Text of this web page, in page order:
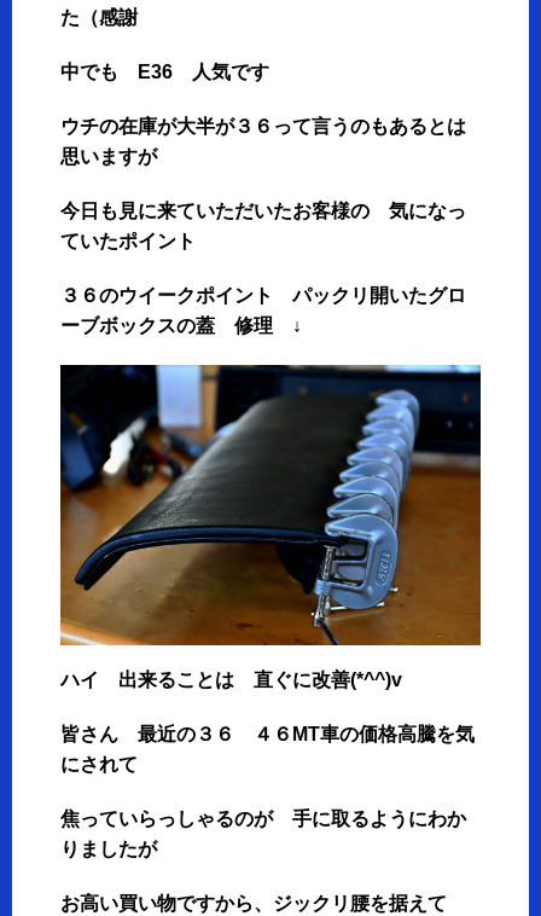
た（感謝
中でも E36 人気です
ウチの在庫が大半が３６って言うのもあるとは
思いますが
今日も見に来ていただいたお客様の 気になっ
ていたポイント
３６のウイークポイント パックリ開いたグロ
ーブボックスの蓋 修理 ↓
ハイ 出来ることは 直ぐに改善(*^^)v
皆さん 最近の３６ ４６MT車の価格高騰を気
にされて
焦っていらっしゃるのが 手に取るようにわか
りましたが
お高い買い物ですから、ジックリ腰を据えて